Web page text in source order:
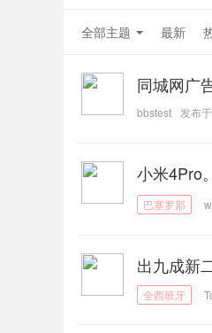
全部主题 最新
同城网广
bbstest
发布
小米4Pro
出九成新